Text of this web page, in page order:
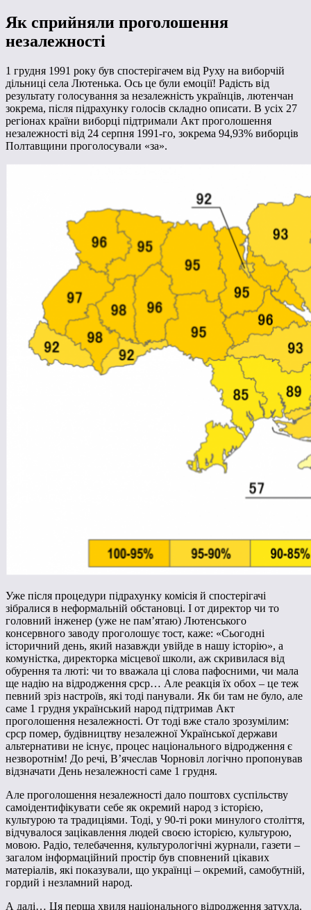
Як сприйняли проголошення
незалежності
1 грудня 1991 року був спостерігачем від Руху на виборчій
дільниці села Лютенька. Ось це були емоції! Радість від
результату голосування за незалежність українців, лютенчан
зокрема, після підрахунку голосів складно описати. В усіх 27
регіонах країни виборці підтримали Акт проголошення
незалежності від 24 серпня 1991-го, зокрема 94,93% виборців
Полтавщини проголосували «за».
Уже після процедури підрахунку комісія й спостерігачі
зібралися в неформальній обстановці. І от директор чи то
головний інженер (уже не пам’ятаю) Лютенського
консервного заводу проголошує тост, каже: «Сьогодні
історичний день, який назавжди увійде в нашу історію», а
комуністка, директорка місцевої школи, аж скривилася від
обурення та люті: чи то вважала ці слова пафосними, чи мала
ще надію на відродження срср… Але реакція їх обох – це теж
певний зріз настроїв, які тоді панували. Як би там не було, але
саме 1 грудня український народ підтримав Акт
проголошення незалежності. От тоді вже стало зрозумілим:
срср помер, будівництву незалежної Української держави
альтернативи не існує, процес національного відродження є
незворотнім! До речі, В’ячеслав Чорновіл логічно пропонував
відзначати День незалежності саме 1 грудня.
Але проголошення незалежності дало поштовх суспільству
самоідентифікувати себе як окремий народ з історією,
культурою та традиціями. Тоді, у 90-ті роки минулого століття,
відчувалося зацікавлення людей своєю історією, культурою,
мовою. Радіо, телебачення, культурологічні журнали, газети –
загалом інформаційний простір був сповнений цікавих
матеріалів, які показували, що українці – окремий, самобутній,
гордий і незламний народ.
А далі… Ця перша хвиля національного відродження затухла.